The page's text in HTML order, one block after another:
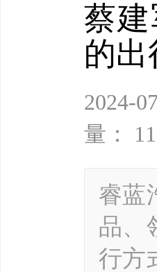
蔡
的出
2024-
量：
睿蓝
品、
行方